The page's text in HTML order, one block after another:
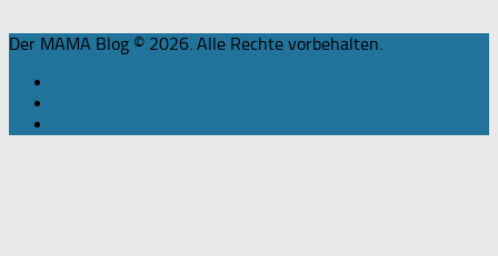
Der MAMA Blog © 2026. Alle Rechte vorbehalten.